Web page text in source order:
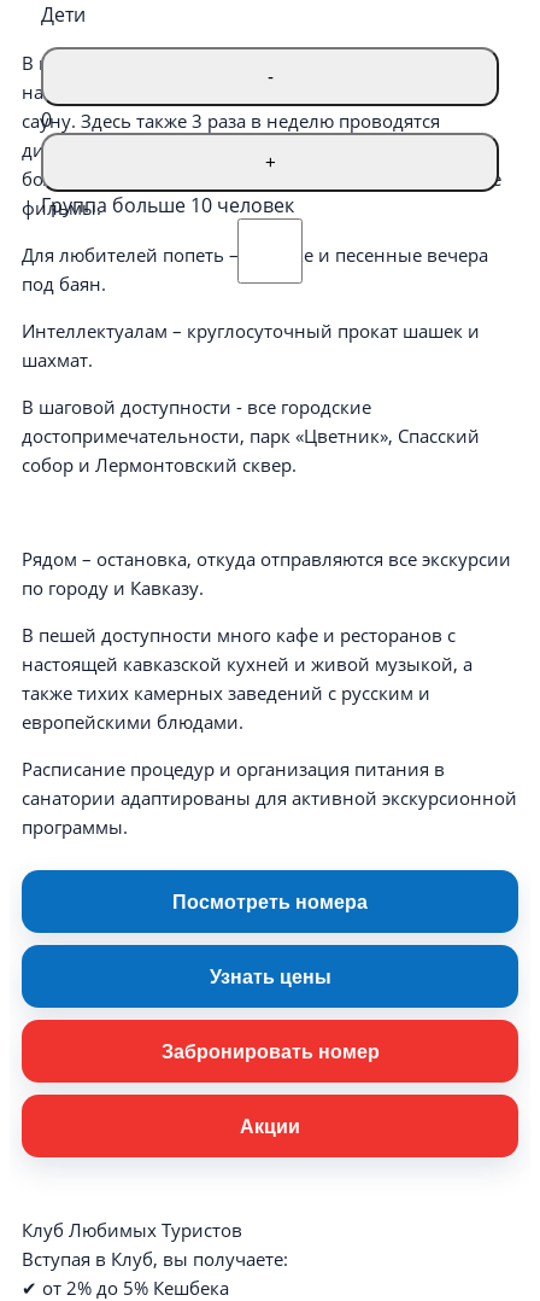
Дети
-
0
+
Группа больше 10 человек
В корпусе «Каштан» всегда можно сразиться в
настольный теннис и русский бильярд, сходить в
сауну. Здесь также 3 раза в неделю проводятся
дискотеки, а в конференц-зале каждый вечер на
большом экране крутят отечественные и зарубежные
фильмы.
Для любителей попеть – караоке и песенные вечера
под баян.
Интеллектуалам – круглосуточный прокат шашек и
шахмат.
В шаговой доступности - все городские
достопримечательности, парк «Цветник», Спасский
собор и Лермонтовский сквер.
Рядом – остановка, откуда отправляются все экскурсии
по городу и Кавказу.
В пешей доступности много кафе и ресторанов с
настоящей кавказской кухней и живой музыкой, а
также тихих камерных заведений с русским и
европейскими блюдами.
Расписание процедур и организация питания в
санатории адаптированы для активной экскурсионной
программы.
Посмотреть номера
Узнать цены
Забронировать номер
Акции
Клуб Любимых Туристов
Вступая в Клуб, вы получаете:
✔ от 2% до 5% Кешбека